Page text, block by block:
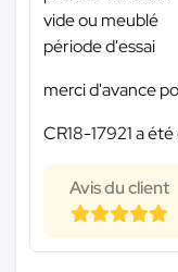
vide ou meublé
période d'essai
merci d'avance
CR18-17921 a
Avis du client